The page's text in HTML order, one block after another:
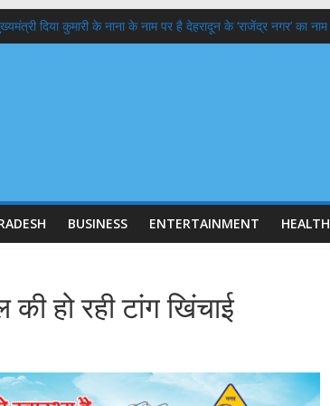
और बताते हैं इरफान हबीब और रोमिला थापर ?
दिया कुमारी के नाना के नाम पर है देहरादून के ‘राजेंद्र नगर’ का नाम
गिर रहा है ? कारण और इतिहास
लाख में से 19 लाख नोटिस BLO से वोटर तक
समेत अतीक अहमद के छोटे बेटे की मौत, परिवार में अब कौन कहां
BUSINESS ENTERTAINMENT HEALTH
हो रही टांग खिंचाई